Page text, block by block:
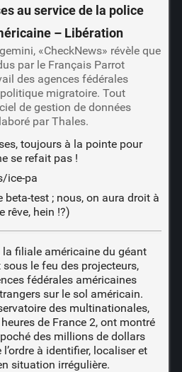
au service de la police
– Libération
«CheckNews» révèle que
par le Français Parrot
des agences fédérales
migratoire. Tout
de gestion de données
par Thales.
toujours à la pointe pour
se refait pas !
ice-pa
beta-test ; nous, on aura droit à
rêve, hein !?)
la filiale américaine du géant
le feu des projecteurs,
fédérales américaines
sur le sol américain.
des multinationales,
de France 2, ont montré
des millions de dollars
à identifier, localiser et
situation irrégulière.